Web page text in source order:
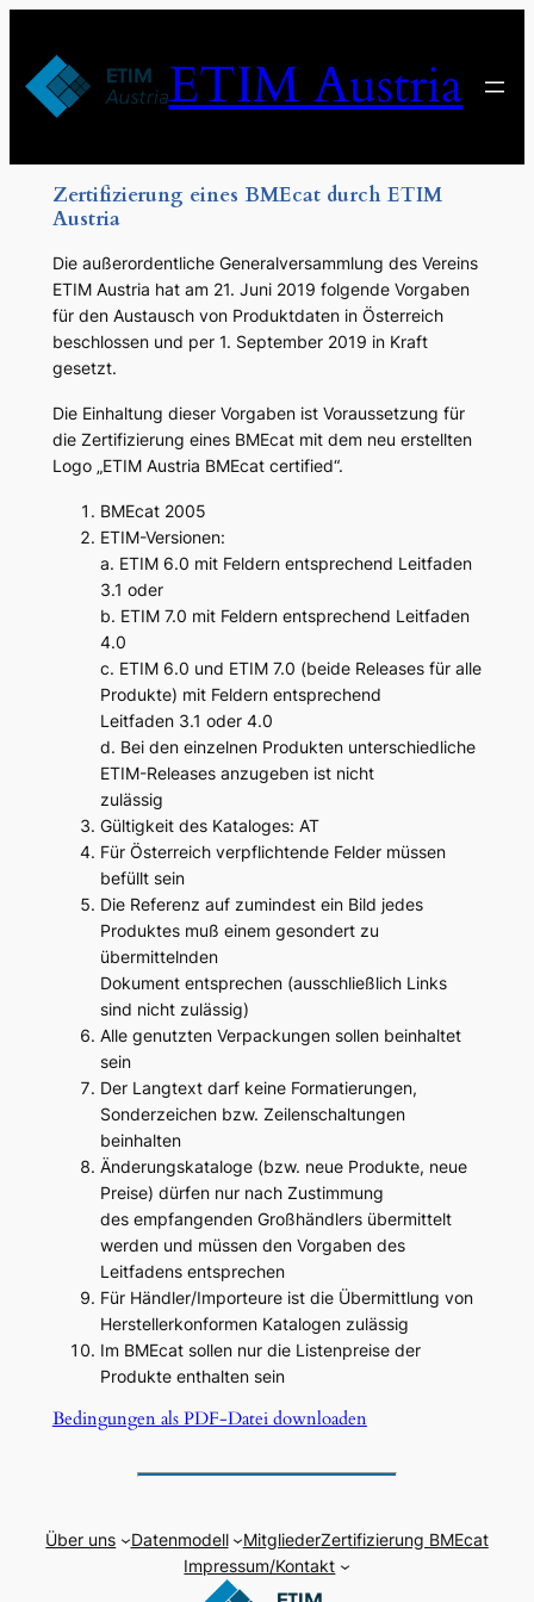
Inhalt
springen
ETIM Austria
Zertifizierung eines BMEcat durch ETIM
Austria
Die außerordentliche Generalversammlung des Vereins
ETIM Austria hat am 21. Juni 2019 folgende Vorgaben
für den Austausch von Produktdaten in Österreich
beschlossen und per 1. September 2019 in Kraft
gesetzt.
Die Einhaltung dieser Vorgaben ist Voraussetzung für
die Zertifizierung eines BMEcat mit dem neu erstellten
Logo „ETIM Austria BMEcat certified“.
BMEcat 2005
ETIM-Versionen:
a. ETIM 6.0 mit Feldern entsprechend Leitfaden
3.1 oder
b. ETIM 7.0 mit Feldern entsprechend Leitfaden
4.0
c. ETIM 6.0 und ETIM 7.0 (beide Releases für alle
Produkte) mit Feldern entsprechend
Leitfaden 3.1 oder 4.0
d. Bei den einzelnen Produkten unterschiedliche
ETIM-Releases anzugeben ist nicht
zulässig
Gültigkeit des Kataloges: AT
Für Österreich verpflichtende Felder müssen
befüllt sein
Die Referenz auf zumindest ein Bild jedes
Produktes muß einem gesondert zu
übermittelnden
Dokument entsprechen (ausschließlich Links
sind nicht zulässig)
Alle genutzten Verpackungen sollen beinhaltet
sein
Der Langtext darf keine Formatierungen,
Sonderzeichen bzw. Zeilenschaltungen
beinhalten
Änderungskataloge (bzw. neue Produkte, neue
Preise) dürfen nur nach Zustimmung
des empfangenden Großhändlers übermittelt
werden und müssen den Vorgaben des
Leitfadens entsprechen
Für Händler/Importeure ist die Übermittlung von
Herstellerkonformen Katalogen zulässig
Im BMEcat sollen nur die Listenpreise der
Produkte enthalten sein
Bedingungen als PDF-Datei downloaden
Über uns Datenmodell MitgliederZertifizierung BMEcat
Impressum/Kontakt